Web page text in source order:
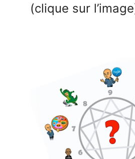
(clique sur